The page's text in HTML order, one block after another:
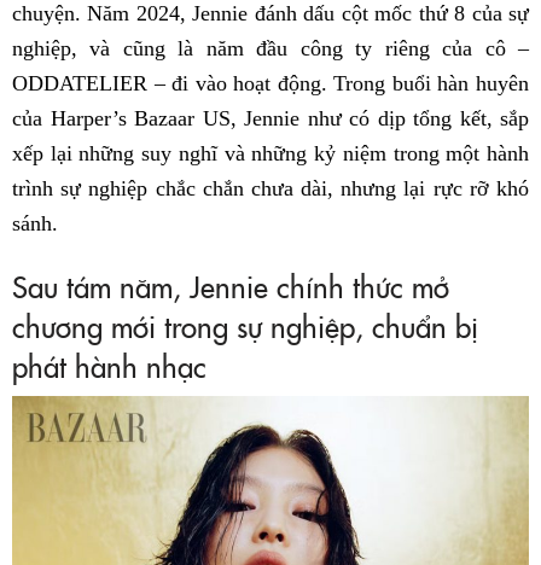
chuyện. Năm 2024, Jennie đánh dấu cột mốc thứ 8 của sự
nghiệp, và cũng là năm đầu công ty riêng của cô –
ODDATELIER – đi vào hoạt động. Trong buổi hàn huyên
của Harper’s Bazaar US, Jennie như có dịp tổng kết, sắp
xếp lại những suy nghĩ và những kỷ niệm trong một hành
trình sự nghiệp chắc chắn chưa dài, nhưng lại rực rỡ khó
sánh.
Sau tám năm, Jennie chính thức mở
chương mới trong sự nghiệp, chuẩn bị
phát hành nhạc